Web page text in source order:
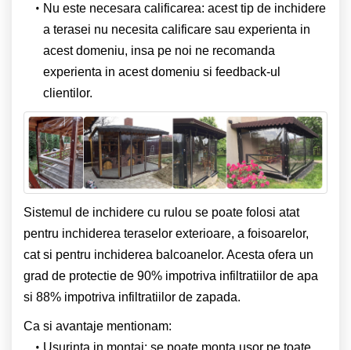
Nu este necesara calificarea: acest tip de inchidere
a terasei nu necesita calificare sau experienta in
acest domeniu, insa pe noi ne recomanda
experienta in acest domeniu si feedback-ul
clientilor.
Sistemul de inchidere cu rulou se poate folosi atat
pentru inchiderea teraselor exterioare, a foisoarelor,
cat si pentru inchiderea balcoanelor. Acesta ofera un
grad de protectie de 90% impotriva infiltratiilor de apa
si 88% impotriva infiltratiilor de zapada.
Ca si avantaje mentionam: